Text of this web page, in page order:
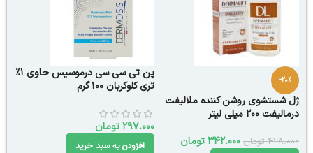
-20%
ژل شستشوی روشن کننده ملالیفت
درمالیفت 200 میلی لیتر
428.000 تومان 342.000تومان
پن تی سی سی درموسیس حاوی 1%
تری کلوکربان 100 گرم
297.000تومان
افزودن به سبد خرید